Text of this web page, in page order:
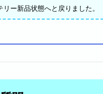
ー新品状態へと戻りました。